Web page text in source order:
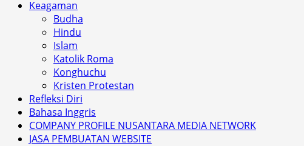
Keagaman
Budha
Hindu
Islam
Katolik Roma
Konghuchu
Kristen Protestan
Refleksi Diri
Bahasa Inggris
COMPANY PROFILE NUSANTARA MEDIA NETWORK
JASA PEMBUATAN WEBSITE